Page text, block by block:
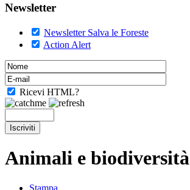
Newsletter
Newsletter Salva le Foreste
Action Alert
Ricevi HTML?
Animali e biodiversità
Stampa